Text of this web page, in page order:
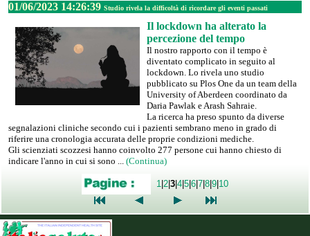
01/06/2023 14:26:39 Studio rivela la difficoltà di ricordare gli eventi passati
Il lockdown ha alterato la
percezione del tempo
Il nostro rapporto con il tempo è
diventato complicato in seguito al
lockdown. Lo rivela uno studio
pubblicato su Plos One da un team della
University of Aberdeen coordinato da
Daria Pawlak e Arash Sahraie.
La ricerca ha preso spunto da diverse
segnalazioni cliniche secondo cui i pazienti sembrano meno in grado di
riferire una cronologia accurata delle proprie condizioni mediche.
Gli scienziati scozzesi hanno coinvolto 277 persone cui hanno chiesto di
indicare l'anno in cui si sono ... (Continua)
1 |2|3|4|5|6|7|8|9|10